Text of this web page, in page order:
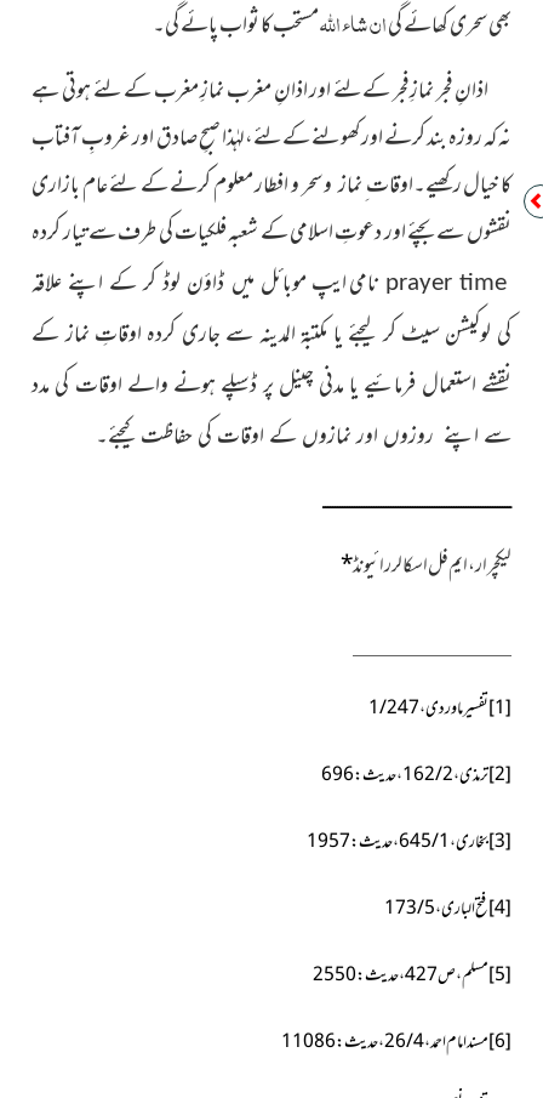
بھی سحری کھائے گیان شاء اللہمستحب کا ثواب پائے گی۔
اذانِ فجر نمازِ فجر کےلئے اور اذانِ مغرب نمازِ مغرب کے لئےہوتی ہے
نہ کہ روزہ بند کرنے اور کھولنے کےلئے،لہٰذا صبحِ صادق اور غروبِ آفتاب
کا خیال رکھیے۔اوقات ِ نماز و سحر و افطارمعلوم کرنے کے لئے عام بازاری
نقشوں سے بچئے اور دعوتِ اسلامیکے شعبہ فلکیات کی طرف سے تیار کردہ
prayer time نامی ایپ موبائل میں ڈاؤن لوڈ کر کے اپنے علاقہ
کی لوکیشن سیٹ کر لیجئے یا مکتبۃ المدینہ سے جاری کردہ اوقاتِ نماز کے
نقشے استعمال فرمائیے یا مدنی چینل پر ڈسپلے ہونے والے اوقات کی مدد
سے اپنے روزوں اور نمازوں کے اوقات کی حفاظت کیجئے۔
ــــــــــــــــــــــــــــــــــــــــــــــــــــــــــــــــــــــــــــــ
*لیکچرار،ایم فل اسکالر رائیونڈ
[1]تفسیر ماوردی،1/247
[2]ترمذی،2/ 162،حدیث:696
[3]بخاری،1
/645، حدیث:1957
[4]فتح الباری،5
/
173
[5]مسلم،ص427،حدیث:2550
[6]مسندامام احمد،4
/
26،حدیث:11086